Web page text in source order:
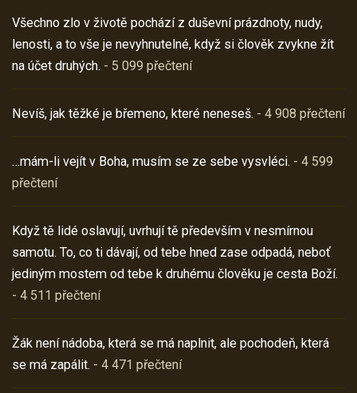
Všechno zlo v životě pochází z duševní prázdnoty, nudy,
lenosti, a to vše je nevyhnutelné, když si člověk zvykne žít
na účet druhých. - 5 099 přečtení
Nevíš, jak těžké je břemeno, které neneseš. - 4 908 přečtení
…mám-li vejít v Boha, musím se ze sebe vysvléci. - 4 599
přečtení
Když tě lidé oslavují, uvrhují tě především v nesmírnou
samotu. To, co ti dávají, od tebe hned zase odpadá, neboť
jediným mostem od tebe k druhému člověku je cesta Boží.
- 4 511 přečtení
Žák není nádoba, která se má naplnit, ale pochodeň, která
se má zapálit. - 4 471 přečtení